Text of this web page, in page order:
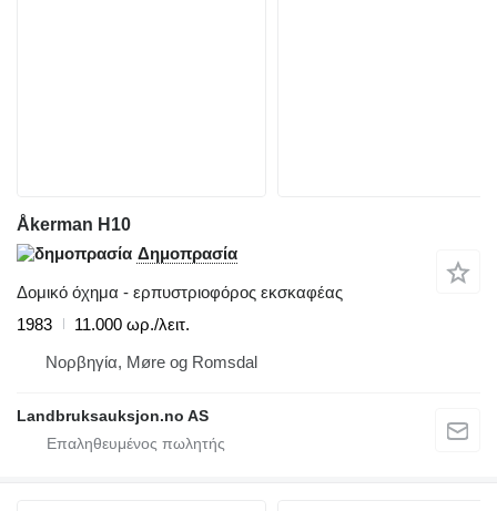
Åkerman H10
Δημοπρασία
Δομικό όχημα - ερπυστριοφόρος εκσκαφέας
1983
11.000 ωρ./λειτ.
Νορβηγία, Møre og Romsdal
Landbruksauksjon.no AS